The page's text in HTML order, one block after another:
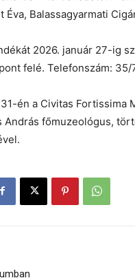
Balassagyarmati
2026. január 27-ig
felé. Telefonszám:
én a Civitas Fortissima
András főmuzeológus,